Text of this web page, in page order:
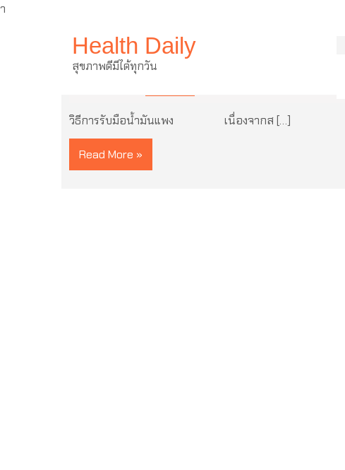
ำ
Health Daily
สุขภาพดีมีได้ทุกวัน
วิธีการรับมือน้ำมันแพง
วิธีการรับมือน้ำมันแพง เนื่องจากส […]
Read More »